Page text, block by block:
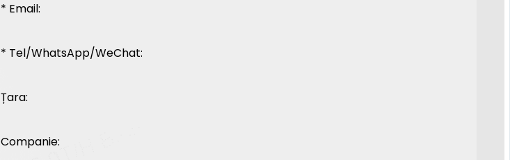
* Email:
* Tel/WhatsApp/WeChat:
Țara:
Companie: